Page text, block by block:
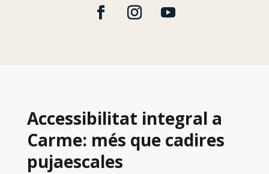
Accessibilitat integral a
Carme: més que cadires
pujaescales